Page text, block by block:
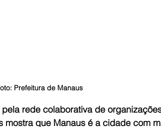
Prefeitura de Manaus
rede colaborativa de
mostra que Manaus é a cidade com